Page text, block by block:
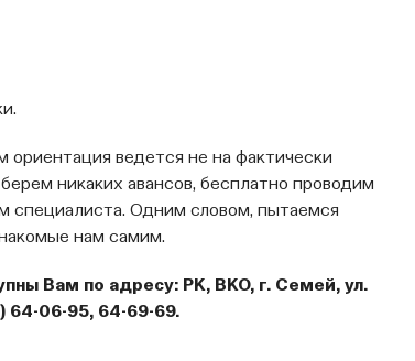
ведется не на фактически
никаких авансов, бесплатно проводим
специалиста. Одним словом, пытаемся
нам самим.
Вам по адресу: РК, ВКО, г. Семей, ул.
64-06-95, 64-69-69.